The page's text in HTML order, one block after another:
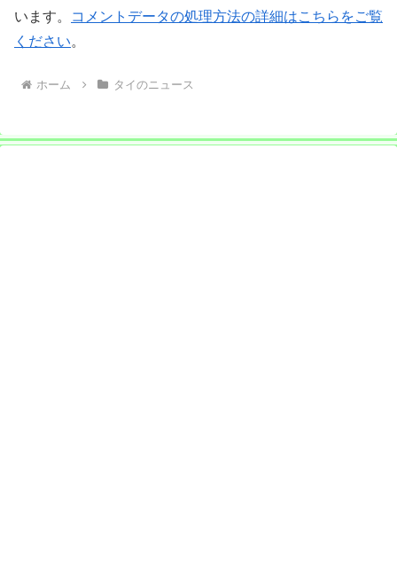
います。
コメントデータの処理方法の詳細はこちらをご覧
ください。
ホーム タイのニュース